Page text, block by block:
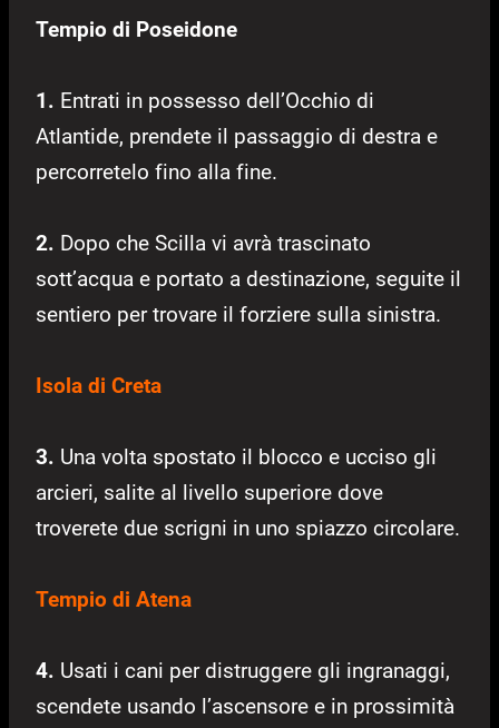
Tempio di Poseidone
1. Entrati in possesso dell’Occhio di
Atlantide, prendete il passaggio di destra e
percorretelo fino alla fine.
2. Dopo che Scilla vi avrà trascinato
sott’acqua e portato a destinazione, seguite il
sentiero per trovare il forziere sulla sinistra.
Isola di Creta
3. Una volta spostato il blocco e ucciso gli
arcieri, salite al livello superiore dove
troverete due scrigni in uno spiazzo circolare.
Tempio di Atena
4. Usati i cani per distruggere gli ingranaggi,
scendete usando l’ascensore e in prossimità